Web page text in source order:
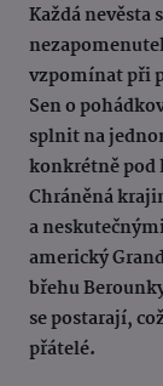
Každá nevěsta
vzpomínat při
Sen o
splnit na
konkrétně pod
Chráněná
a
americký
břehu
se postarají,
přátelé.